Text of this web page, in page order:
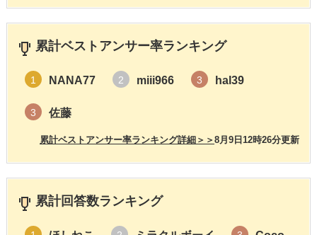
累計ベストアンサー率ランキング
1 NANA77 2 miii966 3 hal39
3 佐藤
8月9日12時26分更新
累計ベストアンサー率ランキング詳細＞＞
累計回答数ランキング